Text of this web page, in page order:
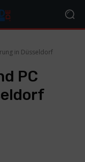
in Düsseldorf
PC